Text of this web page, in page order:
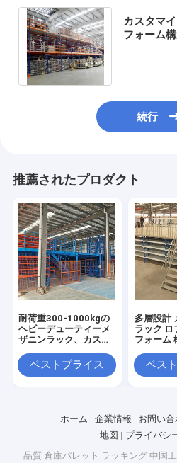
カスタマ
フォーム
続行
推薦されたプロダクト
耐荷重300-1000kgの
ヘビーデューティーメ
ザニンラック、カスタ
ベストプライス
多層設計
ラック ロ
フォーム
直販ベス
ホーム 企業情報 お問い合
地図
プライバシ
品質 倉庫パレット ラッキング 中国